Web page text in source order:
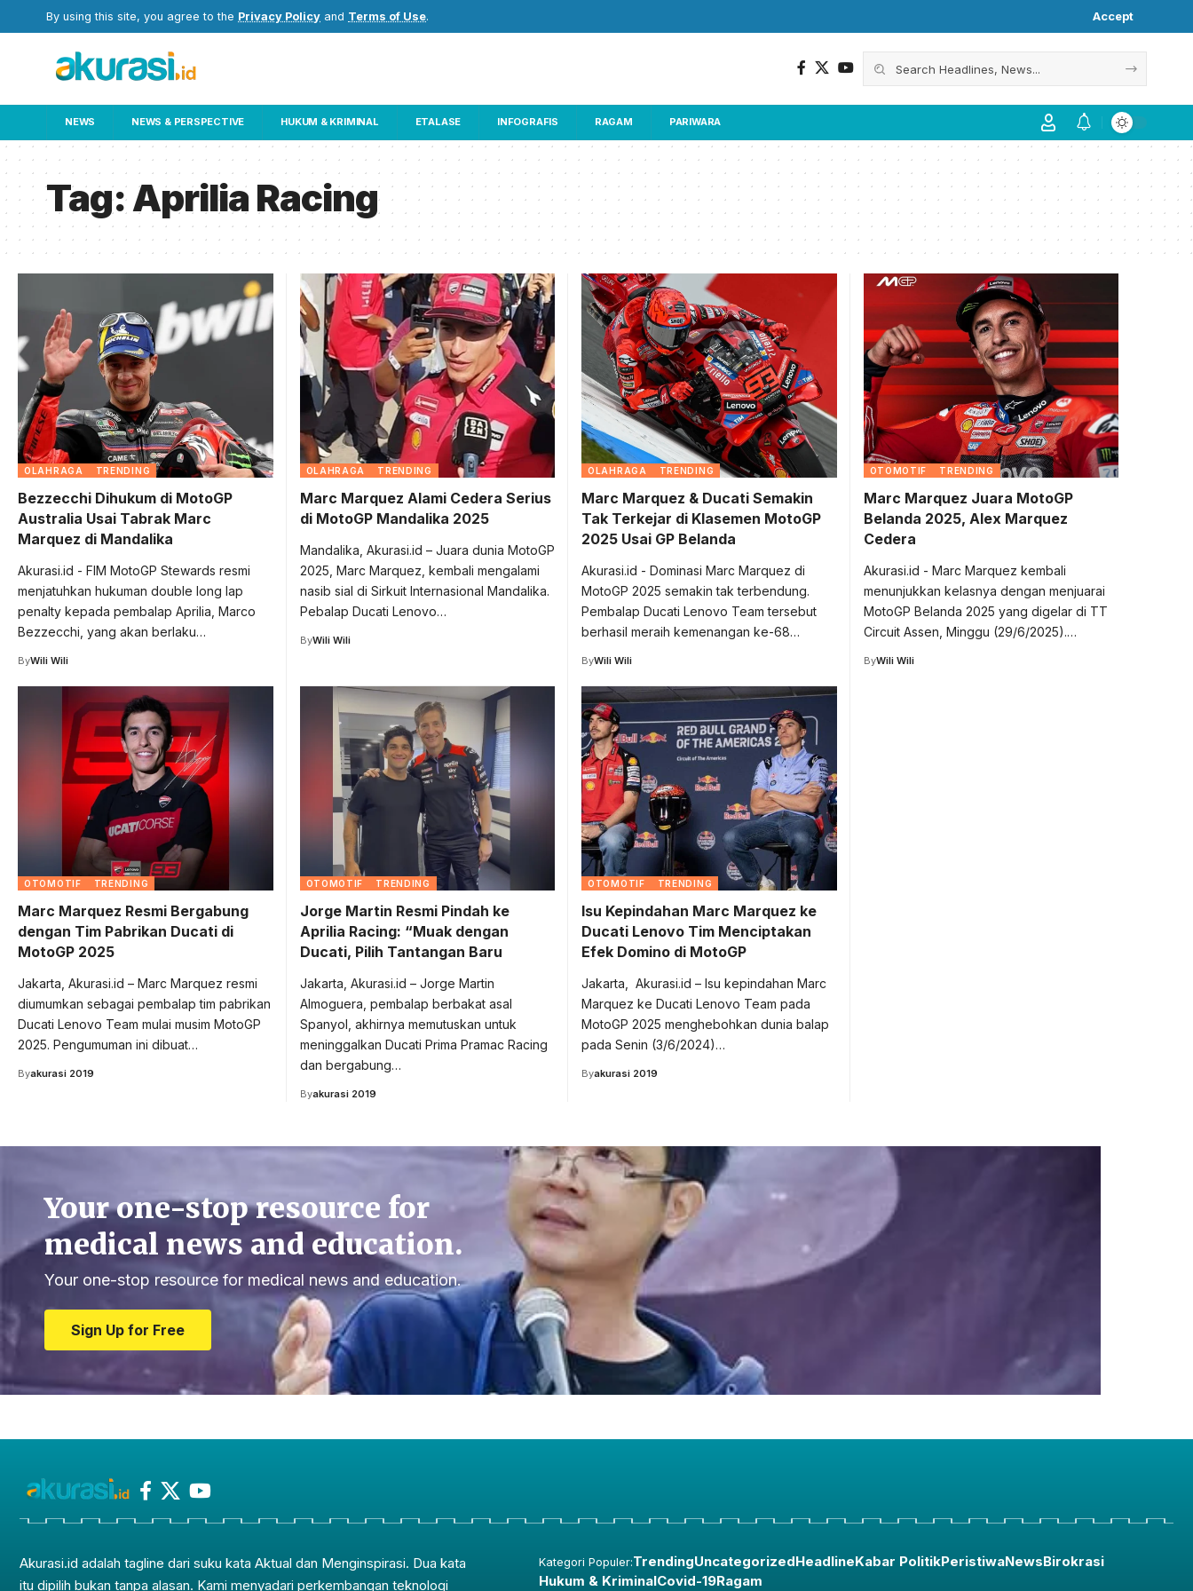
By using this site, you agree to the Privacy Policy and Terms of Use. Accept
NEWS NEWS & PERSPECTIVE HUKUM & KRIMINAL ETALASE INFOGRAFIS RAGAM PARIWARA
Tag:Aprilia Racing
OLAHRAGA TRENDING
Bezzecchi Dihukum di MotoGP
Australia Usai Tabrak Marc
Marquez di Mandalika
Akurasi.id - FIM MotoGP Stewards resmi
menjatuhkan hukuman double long lap
penalty kepada pembalap Aprilia, Marco
Bezzecchi, yang akan berlaku…
ByWili Wili
OLAHRAGA TRENDING
Marc Marquez Alami Cedera Serius
di MotoGP Mandalika 2025
Mandalika, Akurasi.id – Juara dunia MotoGP
2025, Marc Marquez, kembali mengalami
nasib sial di Sirkuit Internasional Mandalika.
Pebalap Ducati Lenovo…
ByWili Wili
OLAHRAGA TRENDING
Marc Marquez & Ducati Semakin
Tak Terkejar di Klasemen MotoGP
2025 Usai GP Belanda
Akurasi.id - Dominasi Marc Marquez di
MotoGP 2025 semakin tak terbendung.
Pembalap Ducati Lenovo Team tersebut
berhasil meraih kemenangan ke-68…
ByWili Wili
OTOMOTIF TRENDING
Marc Marquez Juara MotoGP
Belanda 2025, Alex Marquez
Cedera
Akurasi.id - Marc Marquez kembali
menunjukkan kelasnya dengan menjuarai
MotoGP Belanda 2025 yang digelar di TT
Circuit Assen, Minggu (29/6/2025).…
ByWili Wili
OTOMOTIF TRENDING
Marc Marquez Resmi Bergabung
dengan Tim Pabrikan Ducati di
MotoGP 2025
Jakarta, Akurasi.id – Marc Marquez resmi
diumumkan sebagai pembalap tim pabrikan
Ducati Lenovo Team mulai musim MotoGP
2025. Pengumuman ini dibuat…
Byakurasi 2019
OTOMOTIF TRENDING
Jorge Martin Resmi Pindah ke
Aprilia Racing: “Muak dengan
Ducati, Pilih Tantangan Baru
Jakarta, Akurasi.id – Jorge Martin
Almoguera, pembalap berbakat asal
Spanyol, akhirnya memutuskan untuk
meninggalkan Ducati Prima Pramac Racing
dan bergabung…
Byakurasi 2019
OTOMOTIF TRENDING
Isu Kepindahan Marc Marquez ke
Ducati Lenovo Tim Menciptakan
Efek Domino di MotoGP
Jakarta, Akurasi.id – Isu kepindahan Marc
Marquez ke Ducati Lenovo Team pada
MotoGP 2025 menghebohkan dunia balap
pada Senin (3/6/2024)…
Byakurasi 2019
Your one-stop resource for
medical news and education.
Your one-stop resource for medical news and education.
Sign Up for Free
Akurasi.id adalah tagline dari suku kata Aktual dan Menginspirasi. Dua kata
itu dipilih bukan tanpa alasan. Kami menyadari perkembangan teknologi
Kategori Populer:TrendingUncategorizedHeadlineKabar PolitikPeristiwaNewsBirokrasi
Hukum & KriminalCovid-19Ragam